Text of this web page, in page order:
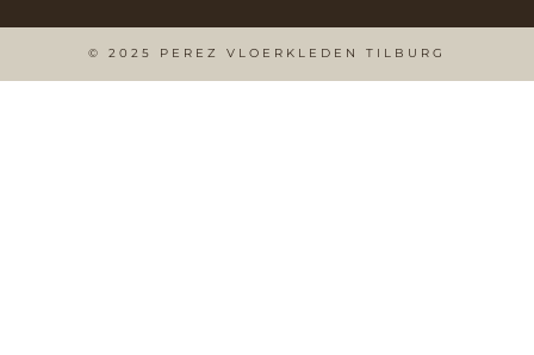
© 2025 PEREZ VLOERKLEDEN TILBURG